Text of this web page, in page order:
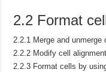
2.2 Format
2.2.1 Merge and unmerge
2.2.2 Modify cell
2.2.3 Format cells by